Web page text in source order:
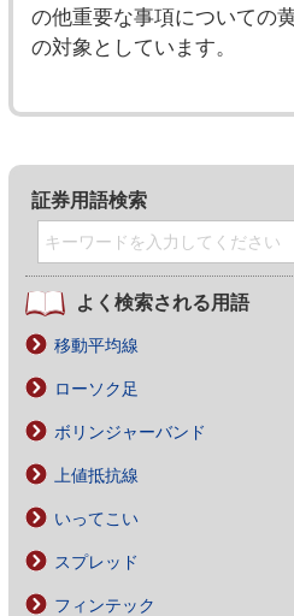
の他重要な事項についての
の対象としています。
証券用語検索
よく検索される用語
移動平均線
ローソク足
ボリンジャーバンド
上値抵抗線
いってこい
スプレッド
フィンテック